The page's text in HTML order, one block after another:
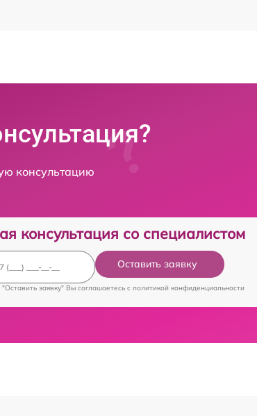
консультацию
консультация со специалистом
Оставить заявку
заявку" Вы соглашаетесь c политикой конфиденциальности